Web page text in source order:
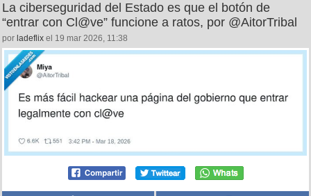
La ciberseguridad del Estado es que el botón de
“entrar con Cl@ve” funcione a ratos, por @AitorTribal
por ladeflix el 19 mar 2026, 11:38